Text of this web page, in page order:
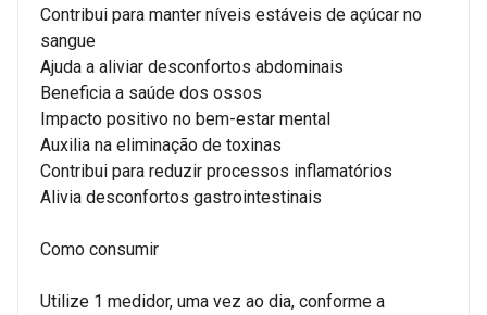
Contribui para manter níveis estáveis de açúcar no
sangue
Ajuda a aliviar desconfortos abdominais
Beneficia a saúde dos ossos
Impacto positivo no bem-estar mental
Auxilia na eliminação de toxinas
Contribui para reduzir processos inflamatórios
Alivia desconfortos gastrointestinais
Como consumir
Utilize 1 medidor, uma vez ao dia, conforme a